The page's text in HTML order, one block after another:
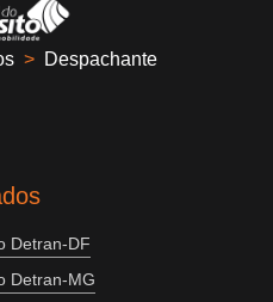
> Despachante
Detran-DF
Detran-MG